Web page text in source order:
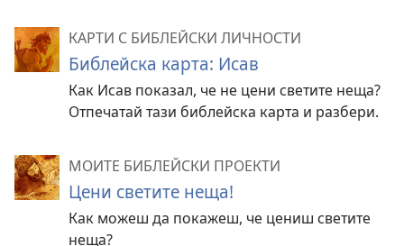
КАРТИ С БИБЛЕЙСКИ ЛИЧНОСТИ
Библейска карта: Исав
Как Исав показал, че не цени светите неща?
Отпечатай тази библейска карта и разбери.
МОИТЕ БИБЛЕЙСКИ ПРОЕКТИ
Цени светите неща!
Как можеш да покажеш, че цениш светите
неща?